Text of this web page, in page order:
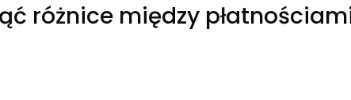
różnice między